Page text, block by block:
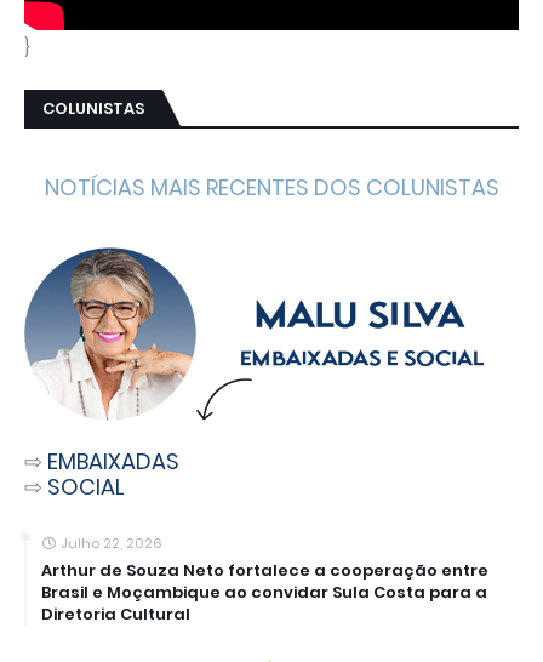
}
COLUNISTAS
NOTÍCIAS MAIS RECENTES DOS COLUNISTAS
⇨ EMBAIXADAS
⇨ SOCIAL
Julho 22, 2026
Arthur de Souza Neto fortalece a cooperação entre
Brasil e Moçambique ao convidar Sula Costa para a
Diretoria Cultural